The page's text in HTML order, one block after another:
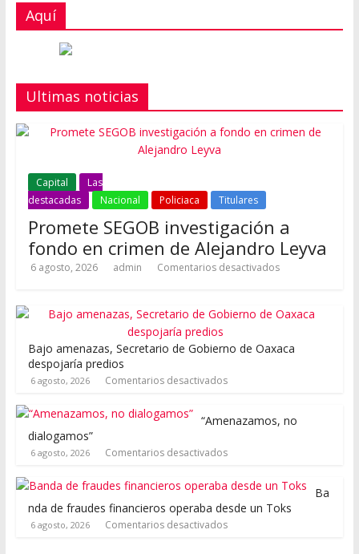
Aquí
Ultimas noticias
Capital
Las
destacadas
Nacional Policiaca Titulares
Promete SEGOB investigación a
fondo en crimen de Alejandro Leyva
6 agosto, 2026 admin Comentarios desactivados
Bajo amenazas, Secretario de Gobierno de Oaxaca
despojaría predios
6 agosto, 2026 Comentarios desactivados
“Amenazamos, no
dialogamos”
6 agosto, 2026 Comentarios desactivados
Ba
nda de fraudes financieros operaba desde un Toks
6 agosto, 2026 Comentarios desactivados